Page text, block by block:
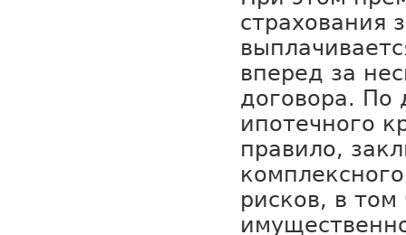
страхования
вперед за
договора. По
ипотечного
правило,
рисков, в том